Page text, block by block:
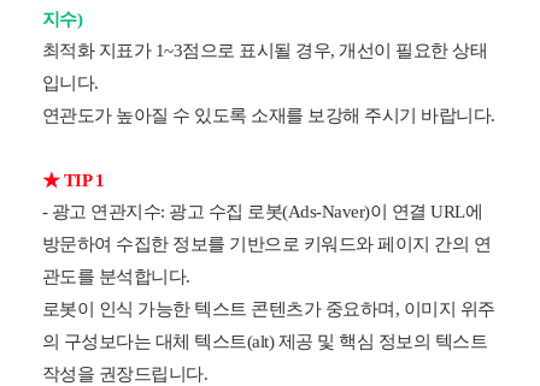
지수)
최적화 지표가 1~3점으로 표시될 경우, 개선이 필요한 상태
입니다.
연관도가 높아질 수 있도록 소재를 보강해 주시기 바랍니다.
★ TIP 1
- 광고 연관지수: 광고 수집 로봇(Ads-Naver)이 연결 URL에
방문하여 수집한 정보를 기반으로 키워드와 페이지 간의 연
관도를 분석합니다.
로봇이 인식 가능한 텍스트 콘텐츠가 중요하며, 이미지 위주
의 구성보다는 대체 텍스트(alt) 제공 및 핵심 정보의 텍스트
작성을 권장드립니다.